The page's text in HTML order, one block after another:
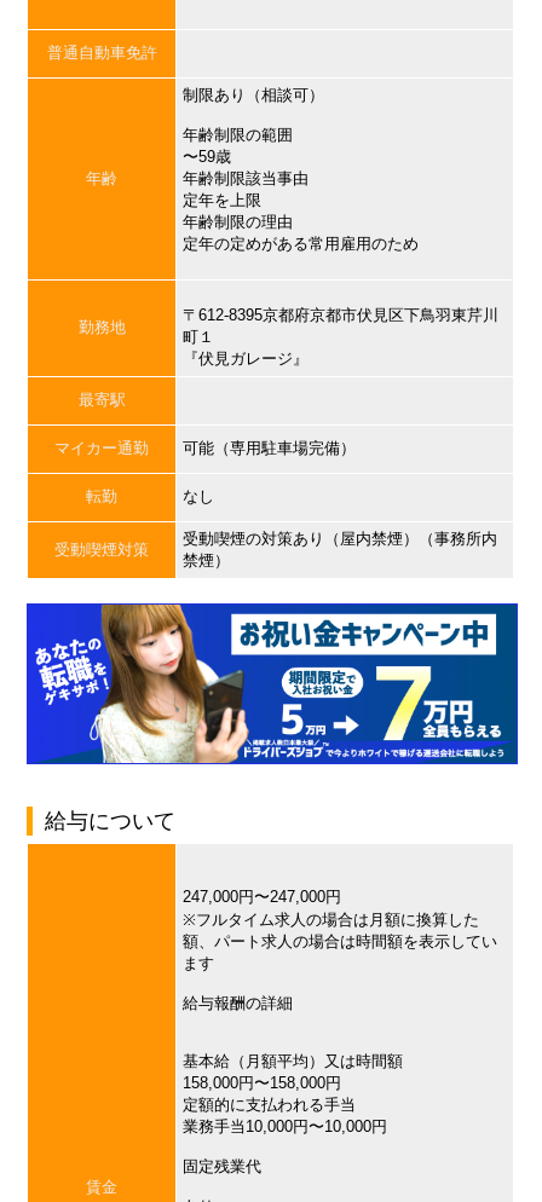
普通自動車免許
年齢
制限あり（相談可）
年齢制限の範囲
〜59歳
年齢制限該当事由
定年を上限
年齢制限の理由
定年の定めがある常用雇用のため
勤務地
〒612-8395京都府京都市伏見区下鳥羽東芹川
町１
『伏見ガレージ』
最寄駅
マイカー通勤 可能（専用駐車場完備）
転勤 なし
受動喫煙対策
受動喫煙の対策あり（屋内禁煙）（事務所内
禁煙）
給与について
賃金
247,000円〜247,000円
※フルタイム求人の場合は月額に換算した
額、パート求人の場合は時間額を表示してい
ます
給与報酬の詳細
基本給（月額平均）又は時間額
158,000円〜158,000円
定額的に支払われる手当
業務手当10,000円〜10,000円
固定残業代